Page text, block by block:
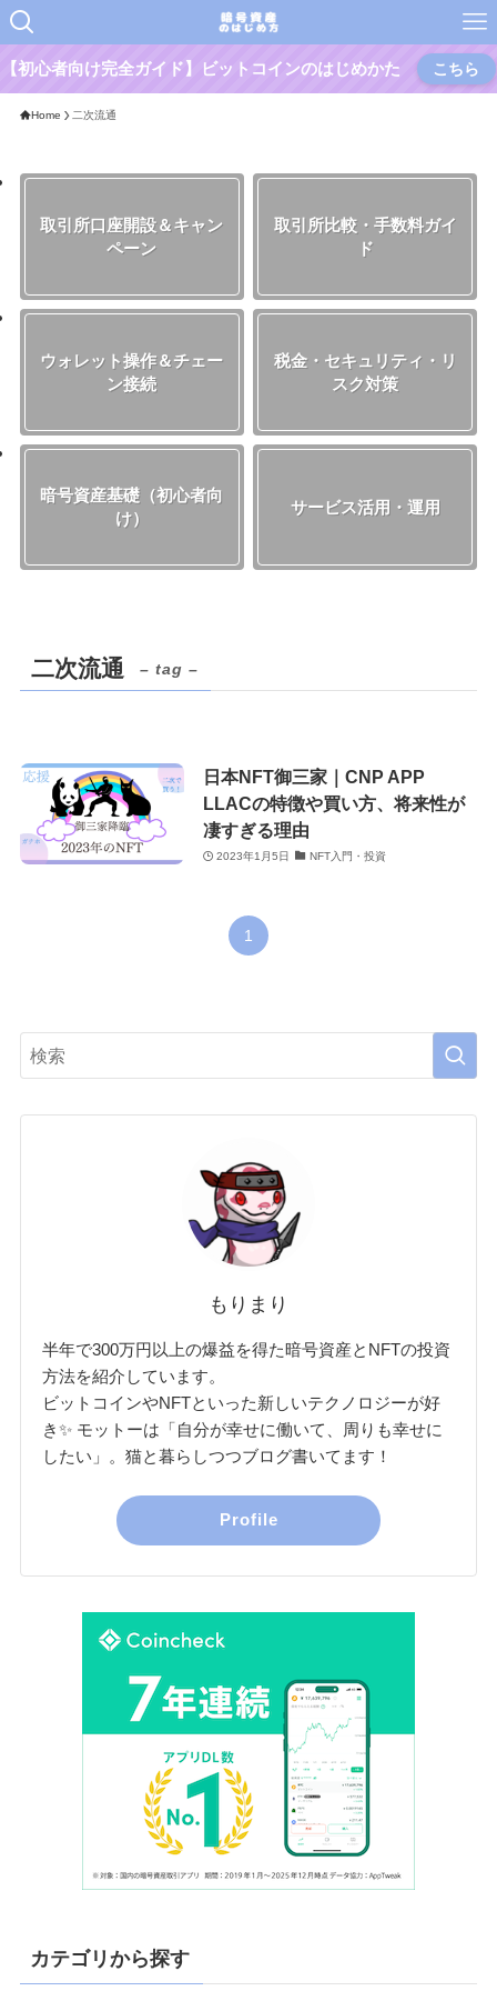
【初心者向け完全ガイド】ビットコインのはじめかた こちら
Home 二次流通
取引所口座開設＆キャン
ペーン
取引所比較・手数料ガイ
ド
ウォレット操作＆チェー
ン接続
税金・セキュリティ・リ
スク対策
暗号資産基礎（初心者向
け）
サービス活用・運用
二次流通 – tag –
日本NFT御三家｜CNP APP
LLACの特徴や買い方、将来性が
凄すぎる理由
2023年1月5日 NFT入門・投資
1
もりまり
半年で300万円以上の爆益を得た暗号資産とNFTの投資
方法を紹介しています。
ビットコインやNFTといった新しいテクノロジーが好
き✨ モットーは「自分が幸せに働いて、周りも幸せに
したい」。猫と暮らしつつブログ書いてます！
Profile
カテゴリから探す